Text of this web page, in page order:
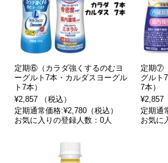
定期⑥（カラダ強くするのむヨ
ーグルト7本・カルダスヨーグル
ト7本）
¥2,857 （税込）
定期通常価格:¥2,780（税込）
お気に入りの登録人数：0人
定期⑦
グルト
7本）
¥2,857
定期通
お気に